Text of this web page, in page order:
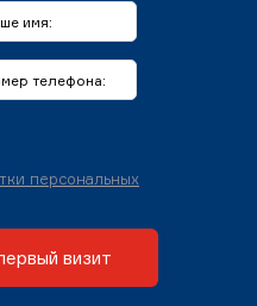
персональных
визит